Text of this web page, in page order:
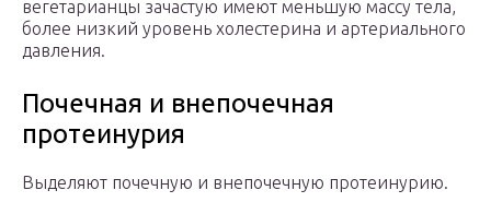
вегетарианцы зачастую имеют меньшую массу тела,
более низкий уровень холестерина и артериального
давления.
Почечная и внепочечная
протеинурия
Выделяют почечную и внепочечную протеинурию.